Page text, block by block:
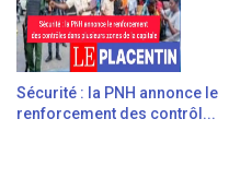
Sécurité : la PNH annonce le
renforcement des contrôl...